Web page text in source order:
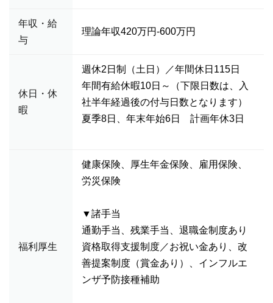
年収・給
与
理論年収420万円-600万円
休日・休
暇
週休2日制（土日）／年間休日115日
年間有給休暇10日～（下限日数は、入
社半年経過後の付与日数となります）
夏季8日、年末年始6日 計画年休3日
福利厚生
健康保険、厚生年金保険、雇用保険、
労災保険
▼諸手当
通勤手当、残業手当、退職金制度あり
資格取得支援制度／お祝い金あり、改
善提案制度（賞金あり）、インフルエ
ンザ予防接種補助